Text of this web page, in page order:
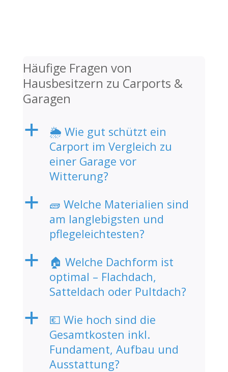
Häufige Fragen von
Hausbesitzern zu Carports &
Garagen
a
🌦️ Wie gut schützt ein
Carport im Vergleich zu
einer Garage vor
Witterung?
a
🧱 Welche Materialien sind
am langlebigsten und
pflegeleichtesten?
a
🏠 Welche Dachform ist
optimal – Flachdach,
Satteldach oder Pultdach?
a
💶 Wie hoch sind die
Gesamtkosten inkl.
Fundament, Aufbau und
Ausstattung?